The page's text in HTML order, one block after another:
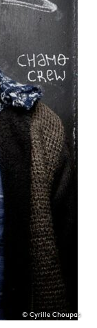
© Cyrille Choupas